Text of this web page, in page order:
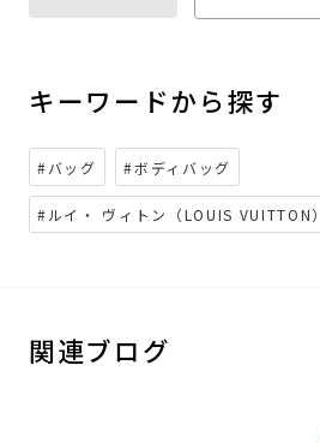
キーワードから探す
#バッグ #ボディバッグ
#ルイ・ ヴィトン（LOUIS VUITTON）
関連ブログ